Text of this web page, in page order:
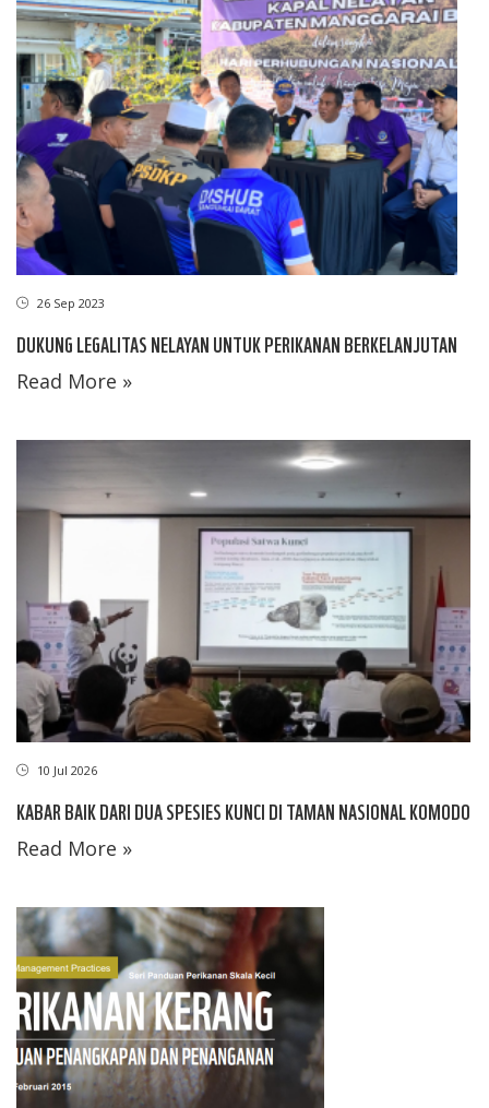
26 Sep 2023
DUKUNG LEGALITAS NELAYAN UNTUK PERIKANAN BERKELANJUTAN
Read More »
10 Jul 2026
KABAR BAIK DARI DUA SPESIES KUNCI DI TAMAN NASIONAL KOMODO
Read More »